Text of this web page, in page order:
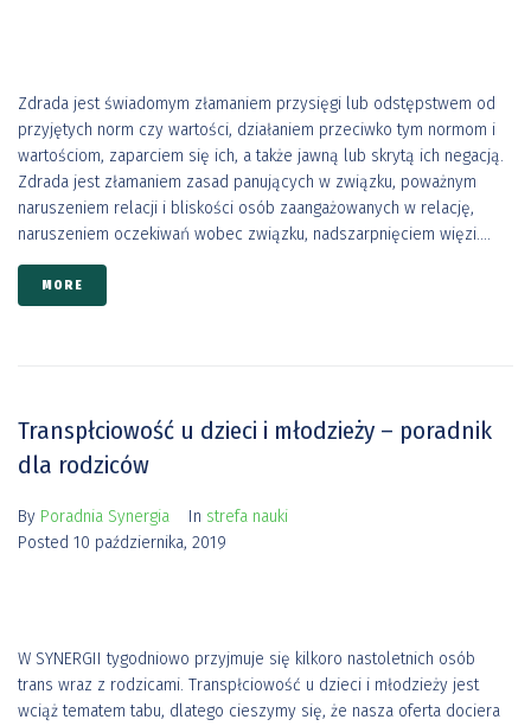
Zdrada jest świadomym złamaniem przysięgi lub odstępstwem od
przyjętych norm czy wartości, działaniem przeciwko tym normom i
wartościom, zaparciem się ich, a także jawną lub skrytą ich negacją.
Zdrada jest złamaniem zasad panujących w związku, poważnym
naruszeniem relacji i bliskości osób zaangażowanych w relację,
naruszeniem oczekiwań wobec związku, nadszarpnięciem więzi....
MORE
Transpłciowość u dzieci i młodzieży – poradnik
dla rodziców
By Poradnia Synergia In strefa nauki
Posted 10 października, 2019
W SYNERGII tygodniowo przyjmuje się kilkoro nastoletnich osób
trans wraz z rodzicami. Transpłciowość u dzieci i młodzieży jest
wciąż tematem tabu, dlatego cieszymy się, że nasza oferta dociera